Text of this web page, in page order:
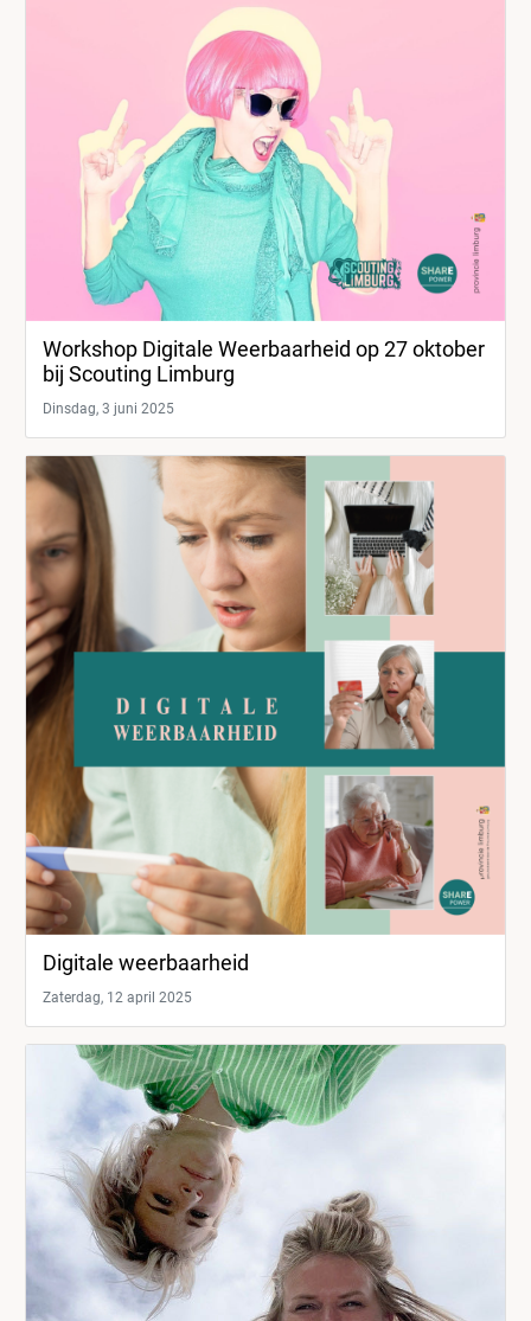
Workshop Digitale Weerbaarheid op 27 oktober
bij Scouting Limburg
Dinsdag, 3 juni 2025
Digitale weerbaarheid
Zaterdag, 12 april 2025